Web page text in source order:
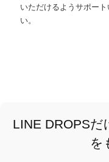
いただけるようサポー
い。
LINE DROPSだ
を